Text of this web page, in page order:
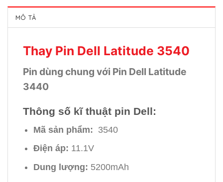
MÔ TẢ
Thay Pin Dell Latitude 3540
Pin dùng chung với Pin Dell Latitude
3440
Thông số kĩ thuật pin Dell:
Mã sản phẩm: 3540
Điện áp: 11.1V
Dung lượng: 5200mAh